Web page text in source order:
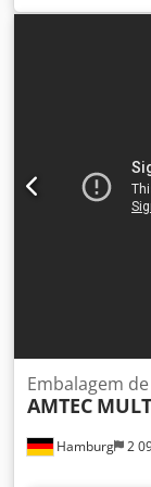
Especificações:
marcha lenta:
Hamburg 2
Embalagem
AMTEC